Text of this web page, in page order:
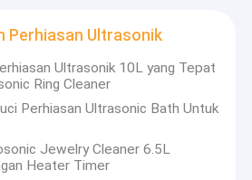
Perhiasan Ultrasonik
Ultrasonik 10L yang Tepat
Ring Cleaner
Perhiasan Ultrasonic Bath Untuk
Jewelry Cleaner 6.5L
Heater Timer